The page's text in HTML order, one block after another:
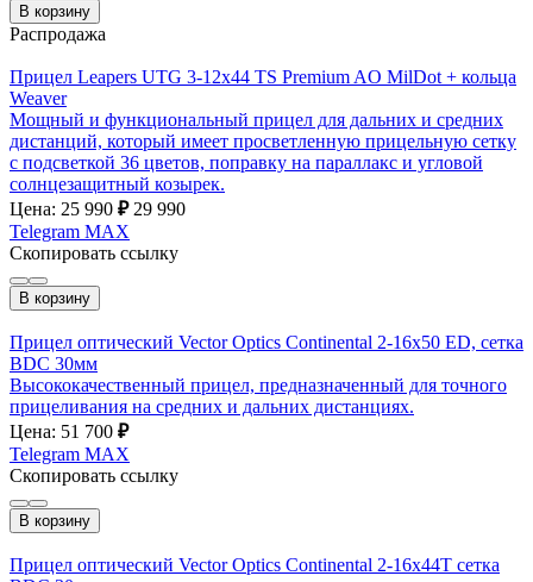
В корзину
Распродажа
Прицел Leapers UTG 3-12х44 TS Premium AO MilDot + кольца
Weaver
Мощный и функциональный прицел для дальних и средних
дистанций, который имеет просветленную прицельную сетку
с подсветкой 36 цветов, поправку на параллакс и угловой
солнцезащитный козырек.
Цена: 25 990 ₽ 29 990
Telegram MAX
Скопировать ссылку
В корзину
Прицел оптический Vector Optics Continental 2-16x50 ED, сетка
BDC 30мм
Высококачественный прицел, предназначенный для точного
прицеливания на средних и дальних дистанциях.
Цена: 51 700 ₽
Telegram MAX
Скопировать ссылку
В корзину
Прицел оптический Vector Optics Continental 2-16x44Т сетка